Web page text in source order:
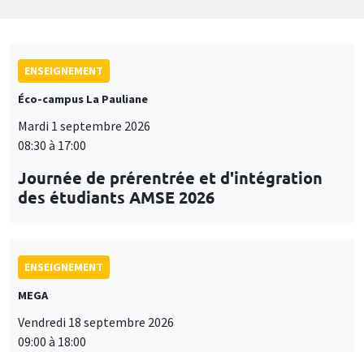
ENSEIGNEMENT
Éco-campus La Pauliane
Mardi 1 septembre 2026
08:30 à 17:00
Journée de prérentrée et d'intégration
des étudiants AMSE 2026
ENSEIGNEMENT
MEGA
Vendredi 18 septembre 2026
09:00 à 18:00